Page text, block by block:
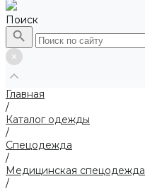
Поиск
Главная
/
Каталог одежды
/
Спецодежда
/
Медицинская спецодежда
/